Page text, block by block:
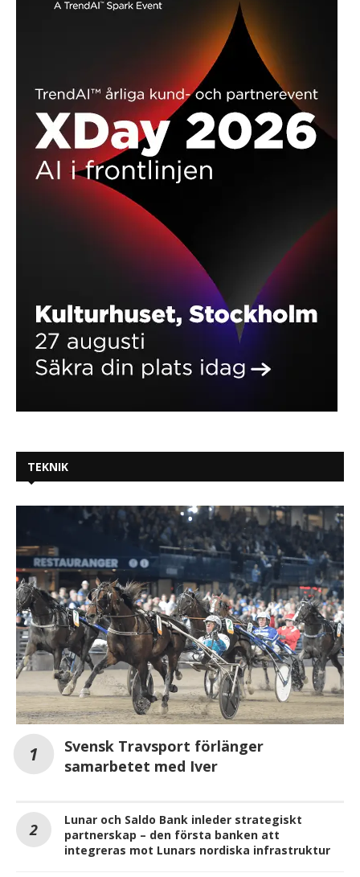
TEKNIK
Svensk Travsport förlänger
samarbetet med Iver
Lunar och Saldo Bank inleder strategiskt
partnerskap – den första banken att
integreras mot Lunars nordiska infrastruktur